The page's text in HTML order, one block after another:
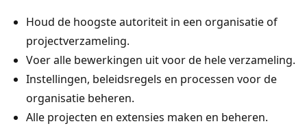
Houd de hoogste autoriteit in een organisatie of
projectverzameling.
Voer alle bewerkingen uit voor de hele verzameling.
Instellingen, beleidsregels en processen voor de
organisatie beheren.
Alle projecten en extensies maken en beheren.